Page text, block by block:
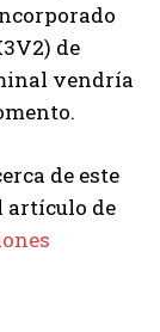
de
vendría
de este
artículo de